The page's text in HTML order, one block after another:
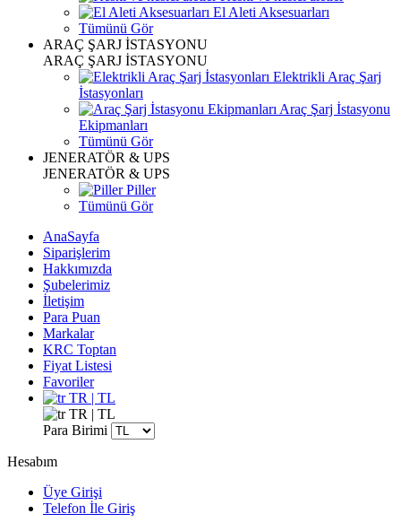
El Aleti Aksesuarları
Tümünü Gör
ARAÇ ŞARJ İSTASYONU
ARAÇ ŞARJ İSTASYONU
Elektrikli Araç Şarj
İstasyonları
Araç Şarj İstasyonu
Ekipmanları
Tümünü Gör
JENERATÖR & UPS
JENERATÖR & UPS
Piller
Tümünü Gör
AnaSayfa
Siparişlerim
Hakkımızda
Şubelerimiz
İletişim
Para Puan
Markalar
KRC Toptan
Fiyat Listesi
Favoriler
TR | TL
TR | TL
Para Birimi
Hesabım
Üye Girişi
Telefon İle Giriş